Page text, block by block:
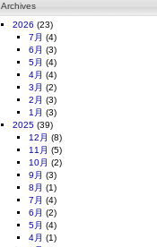
Archives
2026 (23)
7月 (4)
6月 (3)
5月 (4)
4月 (4)
3月 (2)
2月 (3)
1月 (3)
2025 (39)
12月 (8)
11月 (5)
10月 (2)
9月 (3)
8月 (1)
7月 (4)
6月 (2)
5月 (4)
4月 (1)